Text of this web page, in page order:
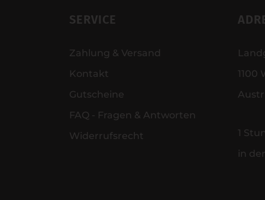
SERVICE
Zahlung & Versand
Kontakt
Gutscheine
FAQ - Fragen & Antworten
Widerrufsrecht
1100
1
in